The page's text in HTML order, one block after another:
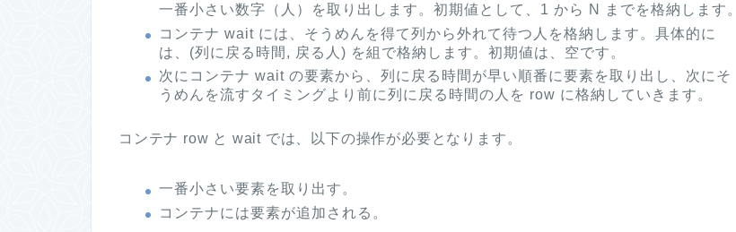
一番小さい数字（人）を取り出します。初期値として、1 から N までを格納します。
コンテナ wait には、そうめんを得て列から外れて待つ人を格納します。具体的に
は、(列に戻る時間, 戻る人) を組で格納します。初期値は、空です。
次にコンテナ wait の要素から、列に戻る時間が早い順番に要素を取り出し、次にそ
うめんを流すタイミングより前に列に戻る時間の人を row に格納していきます。
コンテナ row と wait では、以下の操作が必要となります。
一番小さい要素を取り出す。
コンテナには要素が追加される。